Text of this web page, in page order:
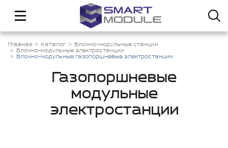
Главная Каталог
Блочно-модульные станции
Блочно-модульные электростанции
Блочно-модульные газопоршневые электростанции
Газопоршневые
модульные
электростанции